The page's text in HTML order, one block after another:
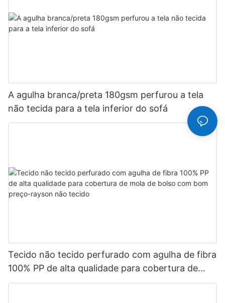
A agulha branca/preta 180gsm perfurou a tela
não tecida para a tela inferior do sofá
Tecido não tecido perfurado com agulha de fibra
100% PP de alta qualidade para cobertura de
mola de bolso com bom preço-rayson não